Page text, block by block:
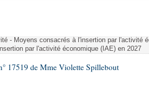
- Moyens consacrés à l'insertion par l'activité
par l'activité économique (IAE) en 2027
17519 de Mme Violette Spillebout